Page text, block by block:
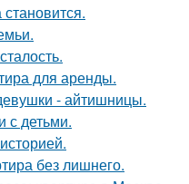
для аренды.
- айтишницы.
с детьми.
без лишнего.